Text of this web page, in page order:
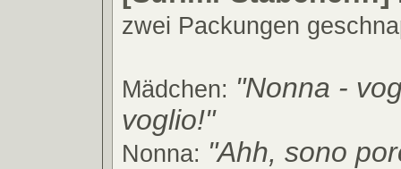
zwei Packungen
Mädchen: "Nonna -
voglio!"
Nonna: "Ahh, sono